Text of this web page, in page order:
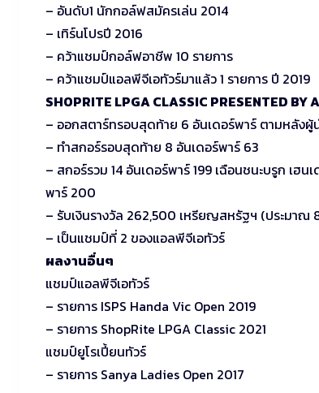
– อันดับ1 นักกอล์ฟสมัครเล่น 2014
– เทิร์นโปรปี 2016
– คว้าแชมป์กอล์ฟอาชีพ 10 รายการ
– คว้าแชมป์แอลพีจีเอทัวร์มาแล้ว 1 รายการ ปี 2019
SHOPRITE LPGA CLASSIC PRESENTED BY
– ออกสตาร์ทรอบสุดท้าย 6 อันเดอร์พาร์ ตามหลังผู้
– ทำสกอร์รอบสุดท้าย 8 อันเดอร์พาร์ 63
– สกอร์รวม 14 อันเดอร์พาร์ 199 เฉือนชนะบรูก เฮ
พาร์ 200
– รับเงินรางวัล 262,500 เหรียญสหรัฐฯ (ประมาณ
– เป็นแชมป์ที่ 2 ของแอลพีจีเอทัวร์
ผลงานอื่นๆ
แชมป์แอลพีจีเอทัวร์
– รายการ ISPS Handa Vic Open 2019
– รายการ ShopRite LPGA Classic 2021
แชมป์ยูโรเปี้ยนทัวร์
– รายการ Sanya Ladies Open 2017